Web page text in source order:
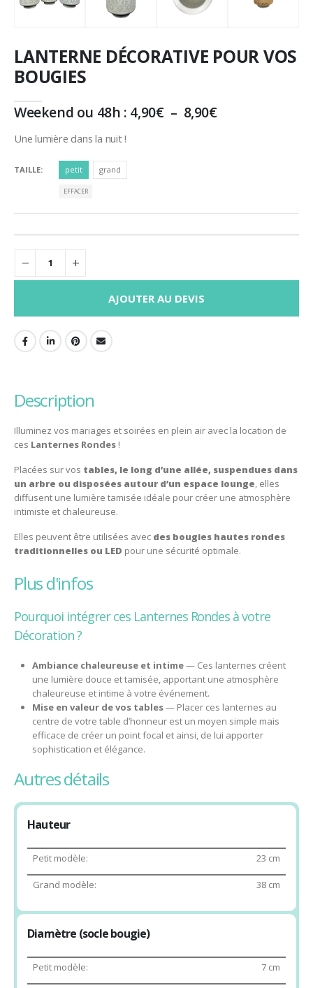
LANTERNE DÉCORATIVE POUR VOS
BOUGIES
Weekend ou 48h : 4,90€ – 8,90€Plage
Une lumière dans la nuit !
TAILLE petit grand
EFFACER
AJOUTER AU DEVIS
description
Illuminez vos mariages et soirées en plein air avec la location de
ces Lanternes Rondes !
Placées sur vos tables, le long d’une allée, suspendues dans
un arbre ou disposées autour d’un espace lounge, elles
diffusent une lumière tamisée idéale pour créer une atmosphère
intimiste et chaleureuse.
Elles peuvent être utilisées avec des bougies hautes rondes
traditionnelles ou LED pour une sécurité optimale.
plus d'infos
Pourquoi intégrer ces Lanternes Rondes à votre
Décoration ?
Ambiance chaleureuse et intime— Ces lanternes créent
une lumière douce et tamisée, apportant une atmosphère
chaleureuse et intime à votre événement.
Mise en valeur de vos tables— Placer ces lanternes au
centre de votre table d’honneur est un moyen simple mais
efficace de créer un point focal et ainsi, de lui apporter
sophistication et élégance.
autres détails
Hauteur
Petit modèle: 23 cm
Grand modèle: 38 cm
Diamètre (socle bougie)
Petit modèle: 7 cm